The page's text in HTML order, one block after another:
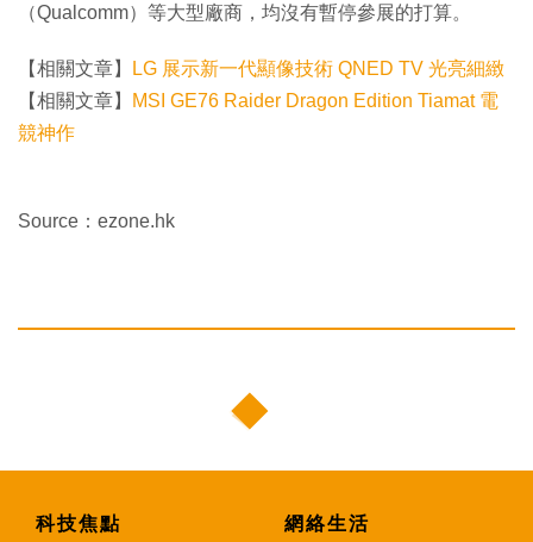
（Qualcomm）等大型廠商，均沒有暫停參展的打算。
【相關文章】
LG 展示新一代顯像技術 QNED TV 光亮細緻
【相關文章】
MSI GE76 Raider Dragon Edition Tiamat 電
競神作
Source：ezone.hk
科技焦點 網絡生活